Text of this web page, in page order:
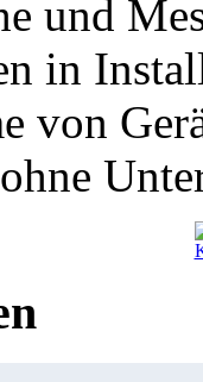
und
in
von